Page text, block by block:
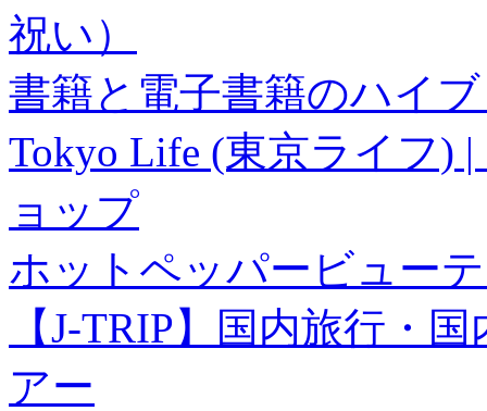
祝い）
書籍と電子書籍のハイ
Tokyo Life (東京ライフ)
ョップ
ホットペッパービュー
【J-TRIP】国内旅行・
アー